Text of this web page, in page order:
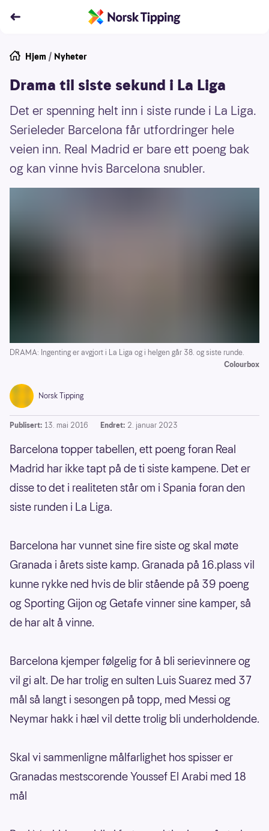
Hjem / Nyheter
Drama til siste sekund i La Liga
Det er spenning helt inn i siste runde i La Liga.
Serieleder Barcelona får utfordringer hele
veien inn. Real Madrid er bare ett poeng bak
og kan vinne hvis Barcelona snubler.
DRAMA: Ingenting er avgjort i La Liga og i helgen går 38. og siste runde.
Colourbox
Norsk Tipping
Publisert: 13. mai 2016 Endret: 2. januar 2023
Barcelona topper tabellen, ett poeng foran Real
Madrid har ikke tapt på de ti siste kampene. Det er
disse to det i realiteten står om i Spania foran den
siste runden i La Liga.
Barcelona har vunnet sine fire siste og skal møte
Granada i årets siste kamp. Granada på 16.plass vil
kunne rykke ned hvis de blir stående på 39 poeng
og Sporting Gijon og Getafe vinner sine kamper, så
de har alt å vinne.
Barcelona kjemper følgelig for å bli serievinnere og
vil gi alt. De har trolig en sulten Luis Suarez med 37
mål så langt i sesongen på topp, med Messi og
Neymar hakk i hæl vil dette trolig bli underholdende.
Skal vi sammenligne målfarlighet hos spisser er
Granadas mestscorende Youssef El Arabi med 18
mål